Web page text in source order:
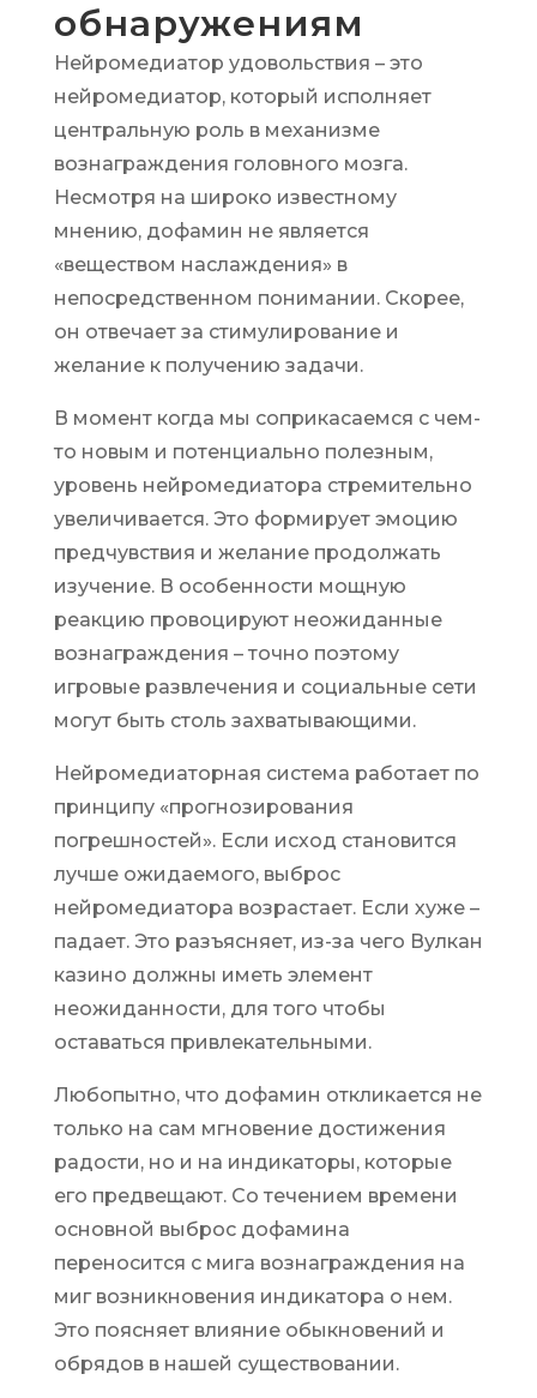
обнаружениям
Нейромедиатор удовольствия – это
нейромедиатор, который исполняет
центральную роль в механизме
вознаграждения головного мозга.
Несмотря на широко известному
мнению, дофамин не является
«веществом наслаждения» в
непосредственном понимании. Скорее,
он отвечает за стимулирование и
желание к получению задачи.
В момент когда мы соприкасаемся с чем-
то новым и потенциально полезным,
уровень нейромедиатора стремительно
увеличивается. Это формирует эмоцию
предчувствия и желание продолжать
изучение. В особенности мощную
реакцию провоцируют неожиданные
вознаграждения – точно поэтому
игровые развлечения и социальные сети
могут быть столь захватывающими.
Нейромедиаторная система работает по
принципу «прогнозирования
погрешностей». Если исход становится
лучше ожидаемого, выброс
нейромедиатора возрастает. Если хуже –
падает. Это разъясняет, из-за чего Вулкан
казино должны иметь элемент
неожиданности, для того чтобы
оставаться привлекательными.
Любопытно, что дофамин откликается не
только на сам мгновение достижения
радости, но и на индикаторы, которые
его предвещают. Со течением времени
основной выброс дофамина
переносится с мига вознаграждения на
миг возникновения индикатора о нем.
Это поясняет влияние обыкновений и
обрядов в нашей существовании.